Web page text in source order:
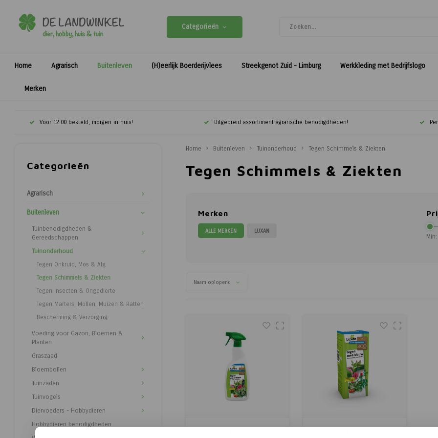
Categorieën
Home Agrarisch Buitenleven (H)eerlijk Boerderijvlees Streekgenot Zuid - Limburg Werkkleding met Bedrijfslogo
Merken
Voor 12.00 besteld, morgen in huis! Uitgebreid assortiment agrarische benodigdheden!
Categorieën
Agrarisch
Buitenleven
Tuinbenodigdheden &
Gereedschappen
Tuinonderhoud
Tegen Onkruid, Mos & Alg
Tegen Schimmels & Ziekten
Tegen Insecten & Ongedierte
Tegen Marters, Mollen, Muizen & Ratten
Bescherming & Verzorging
Voeding voor Gazon, Bloemen &
Planten
Graszaad
Bloembollen
Tuinzaden
Tuinvogels
Diervoeders - Hobbydieren
Hobbydieren benodigdheden
Home Buitenleven Tuinonderhoud Tegen Schimmels & Ziekten
Tegen Schimmels & Ziekten
Merken
ALLE MERKEN LUXAN
Naam oplopend